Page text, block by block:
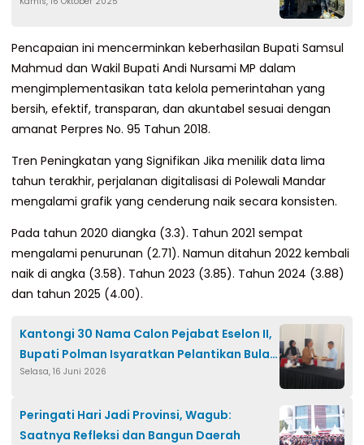
Pencapaian ini mencerminkan keberhasilan Bupati Samsul
Mahmud dan Wakil Bupati Andi Nursami MP dalam
mengimplementasikan tata kelola pemerintahan yang
bersih, efektif, transparan, dan akuntabel sesuai dengan
amanat Perpres No. 95 Tahun 2018.
Tren Peningkatan yang Signifikan Jika menilik data lima
tahun terakhir, perjalanan digitalisasi di Polewali Mandar
mengalami grafik yang cenderung naik secara konsisten.
Pada tahun 2020 diangka (3.3). Tahun 2021 sempat
mengalami penurunan (2.71). Namun ditahun 2022 kembali
naik di angka (3.58). Tahun 2023 (3.85). Tahun 2024 (3.88)
dan tahun 2025 (4.00).
Kantongi 30 Nama Calon Pejabat Eselon II,
Bupati Polman Isyaratkan Pelantikan Bulan
Juli
Selasa, 16 Juni 2026
Peringati Hari Jadi Provinsi, Wagub:
Saatnya Refleksi dan Bangun Daerah